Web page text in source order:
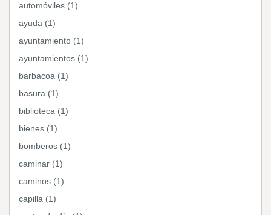
automóviles (1)
ayuda (1)
ayuntamiento (1)
ayuntamientos (1)
barbacoa (1)
basura (1)
biblioteca (1)
bienes (1)
bomberos (1)
caminar (1)
caminos (1)
capilla (1)